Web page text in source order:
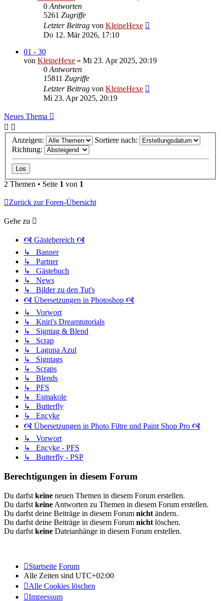
0 Antworten
5261 Zugriffe
Letzter Beitrag von KleineHexe
Do 12. Mär 2026, 17:10
01 - 30
von KleineHexe » Mi 23. Apr 2025, 20:19
0 Antworten
15811 Zugriffe
Letzter Beitrag von KleineHexe
Mi 23. Apr 2025, 20:19
Neues Thema
Anzeigen:
Sortiere nach:
Richtung:
2 Themen • Seite 1 von 1
Zurück zur Foren-Übersicht
Gehe zu
🙧 Gästebereich 🙧
↳ Banner
↳ Partner
↳ Gästebuch
↳ News
↳ Bilder zu den Tut's
🙧 Übersetzungen in Photoshop 🙧
↳ Vorwort
↳ Kniri's Dreamtutorials
↳ Signtag & Blend
↳ Scrap
↳ Laguna Azul
↳ Signtags
↳ Scraps
↳ Blends
↳ PFS
↳ Esmakole
↳ Butterfly
↳ Encyke
🙧 Übersetzungen in Photo Filtre und Paint Shop Pro 🙧
↳ Vorwort
↳ Encyke - PFS
↳ Butterfly - PSP
Berechtigungen in diesem Forum
Du darfst keine neuen Themen in diesem Forum erstellen.
Du darfst keine Antworten zu Themen in diesem Forum erstellen.
Du darfst deine Beiträge in diesem Forum nicht ändern.
Du darfst deine Beiträge in diesem Forum nicht löschen.
Du darfst keine Dateianhänge in diesem Forum erstellen.
Startseite Forum
Alle Zeiten sind UTC+02:00
Alle Cookies löschen
Impressum